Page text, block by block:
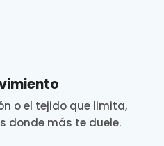
o el tejido que limita,
donde más te duele.